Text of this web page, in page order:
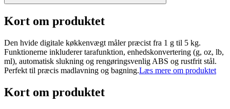
Kort om produktet
Den hvide digitale køkkenvægt måler præcist fra 1 g til 5 kg.
Funktionerne inkluderer tarafunktion, enhedskonvertering (g, oz, lb,
ml), automatisk slukning og rengøringsvenlig ABS og rustfrit stål.
Perfekt til præcis madlavning og bagning.Læs mere om produktet
Kort om produktet